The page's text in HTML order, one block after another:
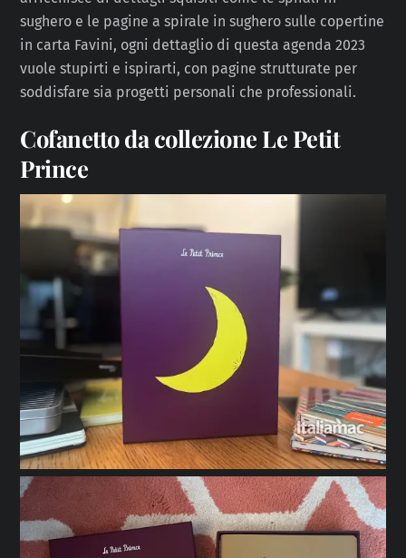
sughero e le pagine a spirale in sughero sulle copertine
in carta Favini, ogni dettaglio di questa agenda 2023
vuole stupirti e ispirarti, con pagine strutturate per
soddisfare sia progetti personali che professionali.
Cofanetto da collezione Le Petit
Prince